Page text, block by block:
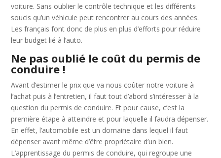
voiture. Sans oublier le contrôle technique et les différents
soucis qu’un véhicule peut rencontrer au cours des années.
Les français font donc de plus en plus d’efforts pour réduire
leur budget lié à l’auto.
Ne pas oublié le coût du permis de
conduire !
Avant d’estimer le prix que va nous coûter notre voiture à
l’achat puis à l’entretien, il faut tout d’abord s’intéresser à la
question du permis de conduire. Et pour cause, c’est la
première étape à atteindre et pour laquelle il faudra dépenser.
En effet, l’automobile est un domaine dans lequel il faut
dépenser avant même d’être propriétaire d’un bien.
L’apprentissage du permis de conduire, qui regroupe une